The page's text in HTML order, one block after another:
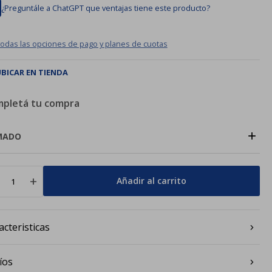
¿Preguntále a ChatGPT que ventajas tiene este producto?
las opciones de pago y planes de cuotas
EN TIENDA
tu compra
+
add Añadir al carrito